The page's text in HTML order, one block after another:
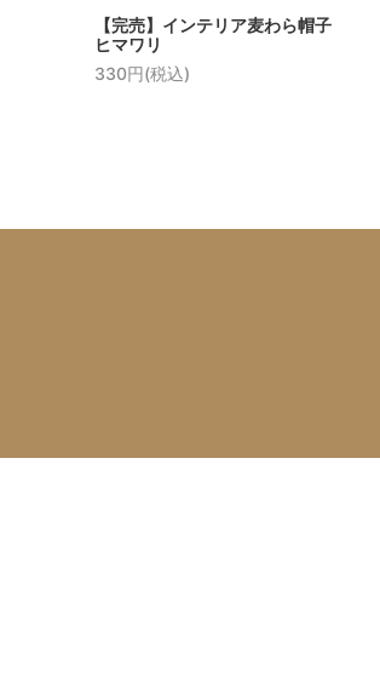
【完売】インテリア麦わら帽子
ヒマワリ
330円(税込)